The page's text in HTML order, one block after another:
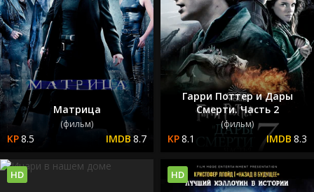
Матрица
(фильм)
8.5 8.7
Гарри Поттер и Дары
Смерти. Часть 2
(фильм)
8.1 8.3
HD HD